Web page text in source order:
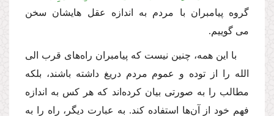
گروه پیامبران با مردم به اندازه عقل هایشان سخن
مى گوییم.
با این همه، چنین نیست كه پیامبران راه‌هاى قرب الى
الله را از توده و عموم مردم دریغ داشته باشند، بلكه
مطالب را به صورتى بیان كرده‌اند كه هر كس به اندازه
فهم خود از آن‌ها استفاده كند. به عبارت دیگر، راه را به